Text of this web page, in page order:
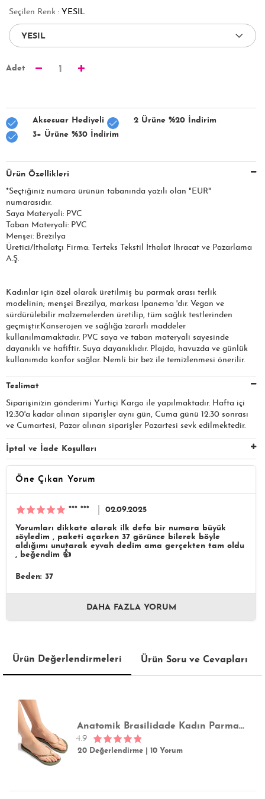
Seçilen Renk : YESIL
Adet 1
Aksesuar Hediyeli
2 Ürüne %20 İndirim
3+ Ürüne %30 İndirim
Ürün Özellikleri
*Seçtiğiniz numara ürünün tabanında yazılı olan "EUR"
numarasıdır.
Saya Materyali: PVC
Taban Materyali: PVC
Menşei: Brezilya
Üretici/İthalatçı Firma: Terteks Tekstil İthalat İhracat ve Pazarlama
A.Ş.
Kadınlar için özel olarak üretilmiş bu parmak arası terlik
modelinin; menşei Brezilya, markası Ipanema 'dır. Vegan ve
sürdürülebilir malzemelerden üretilip, tüm sağlık testlerinden
geçmiştir.Kanserojen ve sağlığa zararlı maddeler
kullanılmamaktadır. PVC saya ve taban materyali sayesinde
dayanıklı ve hafiftir. Suya dayanıklıdır. Plajda, havuzda ve günlük
kullanımda konfor sağlar. Nemli bir bez ile temizlenmesi önerilir.
Teslimat
Siparişinizin gönderimi Yurtiçi Kargo ile yapılmaktadır. Hafta içi
12:30'a kadar alınan siparişler aynı gün, Cuma günü 12:30 sonrası
ve Cumartesi, Pazar alınan siparişler Pazartesi sevk edilmektedir.
İptal ve İade Koşulları
Öne Çıkan Yorum
*** *** 02.09.2025
Yorumları dikkate alarak ilk defa bir numara büyük
söyledim , paketi açarken 37 görünce bilerek böyle
aldığımı unutarak eyvah dedim ama gerçekten tam oldu
, beğendim 👍
Beden: 37
DAHA FAZLA YORUM
Ürün Değerlendirmeleri Ürün Soru ve Cevapları
Anatomik Brasilidade Kadın Parmak Arası Terlik Yeşil 35/42
4.9
20 Değerlendirme 10 Yorum